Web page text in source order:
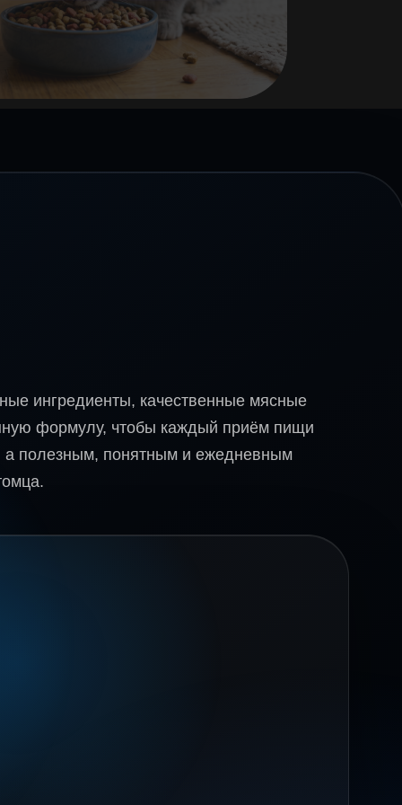
ингредиенты, качественные мясные
формулу, чтобы каждый приём пищи
а полезным, понятным и ежедневным